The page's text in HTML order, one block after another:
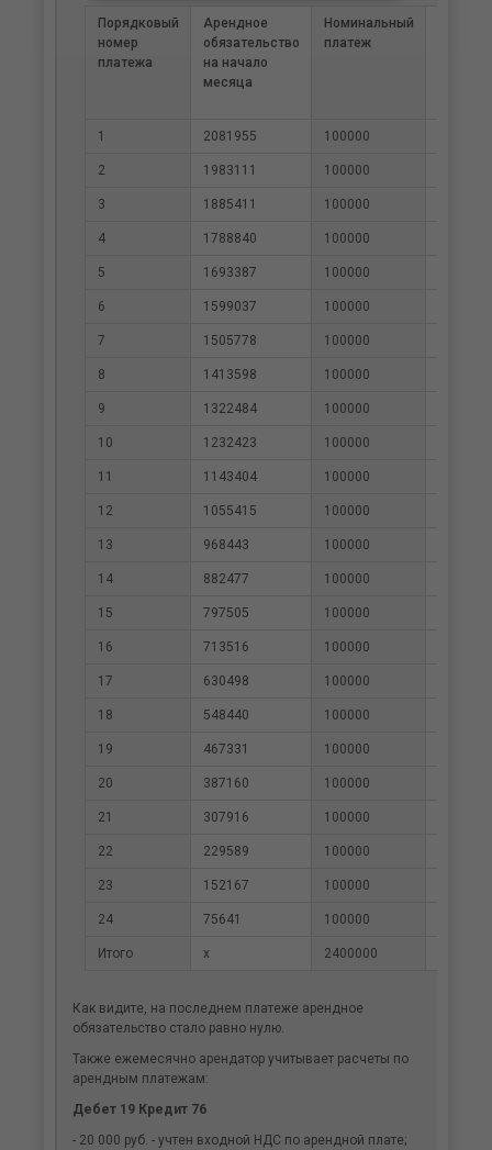
Порядковый
номер
платежа
Арендное
обязательство
на начало
месяца
Номинальный
платеж
1 2081955 100000
2 1983111 100000
3 1885411 100000
4 1788840 100000
5 1693387 100000
6 1599037 100000
7 1505778 100000
8 1413598 100000
9 1322484 100000
10 1232423 100000
11 1143404 100000
12 1055415 100000
13 968443 100000
14 882477 100000
15 797505 100000
16 713516 100000
17 630498 100000
18 548440 100000
19 467331 100000
20 387160 100000
21 307916 100000
22 229589 100000
23 152167 100000
24 75641 100000
Итого х 2400000
Как видите, на последнем платеже арендное
обязательство стало равно нулю.
Также ежемесячно арендатор учитывает расчеты по
арендным платежам:
Дебет 19 Кредит 76
- 20 000 руб. - учтен входной НДС по арендной плате;